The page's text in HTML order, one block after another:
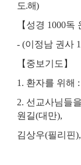
도.해)
【 성경 1000독
- (이정남 권사 1
【 중보기도 】
1. 환자를 위해 :
2. 선교사님들
원길(대만),
김상우(필리핀),